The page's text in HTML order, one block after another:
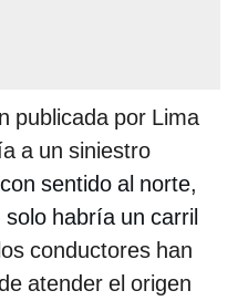
publicada por Lima
a un siniestro
con sentido al norte,
habría un carril
conductores han
atender el origen